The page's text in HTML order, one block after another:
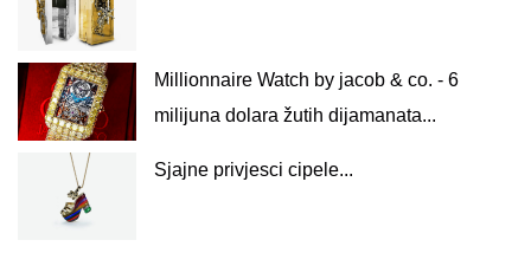
Millionnaire Watch by jacob & co. - 6
milijuna dolara žutih dijamanata...
Sjajne privjesci cipele...